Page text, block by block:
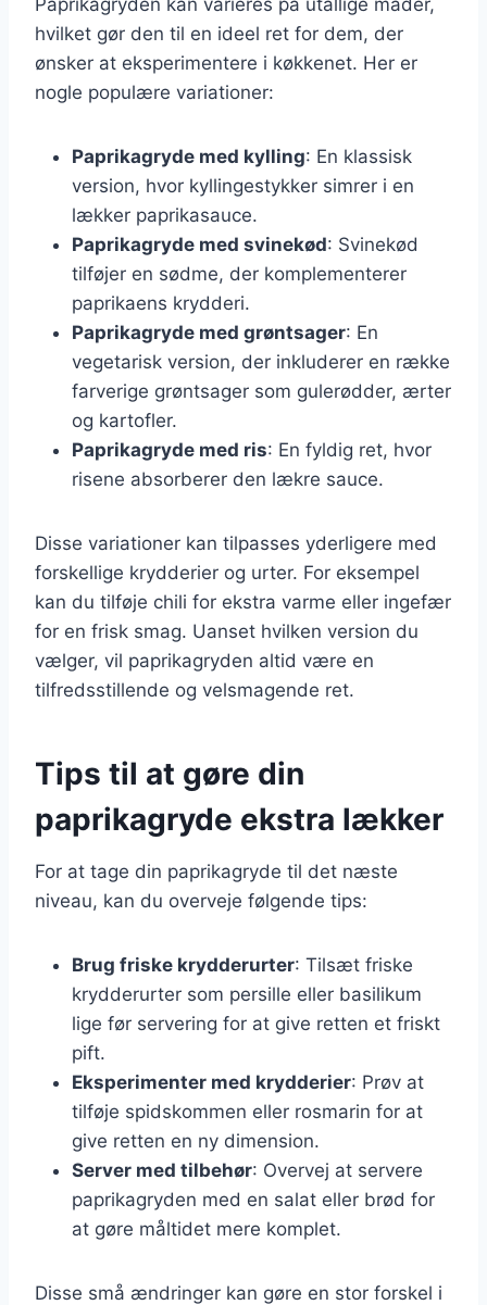
hvilket gør den til en ideel ret for dem, der
ønsker at eksperimentere i køkkenet. Her er
nogle populære variationer:
Paprikagryde med kylling: En klassisk
version, hvor kyllingestykker simrer i en
lækker paprikasauce.
Paprikagryde med svinekød: Svinekød
tilføjer en sødme, der komplementerer
paprikaens krydderi.
Paprikagryde med grøntsager: En
vegetarisk version, der inkluderer en række
farverige grøntsager som gulerødder, ærter
og kartofler.
Paprikagryde med ris: En fyldig ret, hvor
risene absorberer den lækre sauce.
Disse variationer kan tilpasses yderligere med
forskellige krydderier og urter. For eksempel
kan du tilføje chili for ekstra varme eller ingefær
for en frisk smag. Uanset hvilken version du
vælger, vil paprikagryden altid være en
tilfredsstillende og velsmagende ret.
Tips til at gøre din
paprikagryde ekstra lækker
For at tage din paprikagryde til det næste
niveau, kan du overveje følgende tips:
Brug friske krydderurter: Tilsæt friske
krydderurter som persille eller basilikum
lige før servering for at give retten et friskt
pift.
Eksperimenter med krydderier: Prøv at
tilføje spidskommen eller rosmarin for at
give retten en ny dimension.
Server med tilbehør: Overvej at servere
paprikagryden med en salat eller brød for
at gøre måltidet mere komplet.
Disse små ændringer kan gøre en stor forskel i